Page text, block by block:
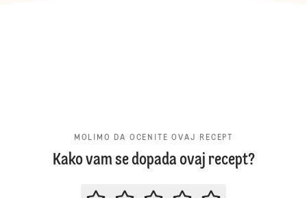
MOLIMO DA OCENITE OVAJ RECEPT
Kako vam se dopada ovaj recept?
MOLIMO DA OCENITE OVAJ